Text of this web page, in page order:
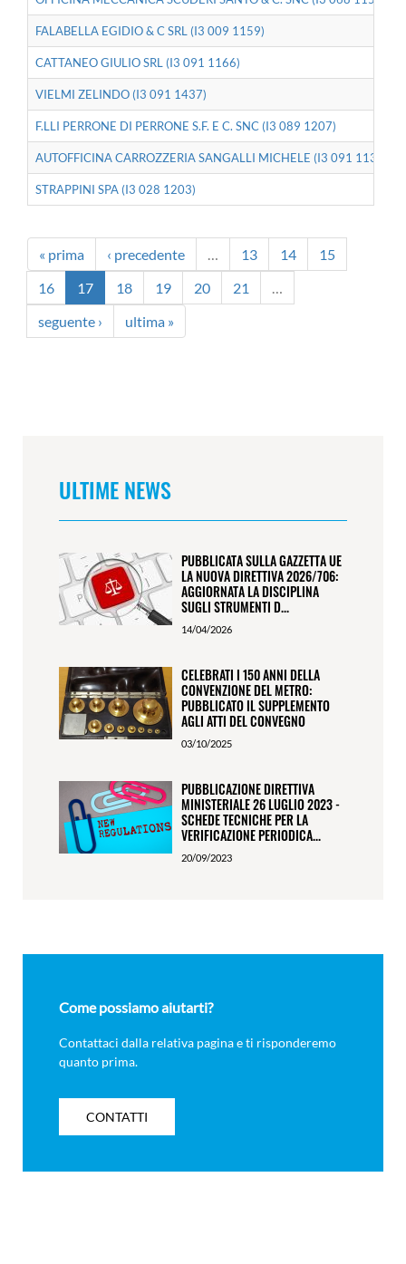
FALABELLA EGIDIO & C SRL (I3 009 1159)
CATTANEO GIULIO SRL (I3 091 1166)
VIELMI ZELINDO (I3 091 1437)
F.LLI PERRONE DI PERRONE S.F. E C. SNC (I3 089 1207)
AUTOFFICINA CARROZZERIA SANGALLI MICHELE (I3 091 1136)
STRAPPINI SPA (I3 028 1203)
« prima ‹ precedente 13 14
15
16
17 18 19 20 21
seguente ›
ultima »
ULTIME NEWS
PUBBLICATA SULLA GAZZETTA UE
LA NUOVA DIRETTIVA 2026/706:
AGGIORNATA LA DISCIPLINA
SUGLI STRUMENTI D...
14/04/2026
CELEBRATI I 150 ANNI DELLA
CONVENZIONE DEL METRO:
PUBBLICATO IL SUPPLEMENTO
AGLI ATTI DEL CONVEGNO
03/10/2025
PUBBLICAZIONE DIRETTIVA
MINISTERIALE 26 LUGLIO 2023 -
SCHEDE TECNICHE PER LA
VERIFICAZIONE PERIODICA...
20/09/2023
Come possiamo aiutarti?
Contattaci dalla relativa pagina e ti risponderemo
quanto prima.
CONTATTI